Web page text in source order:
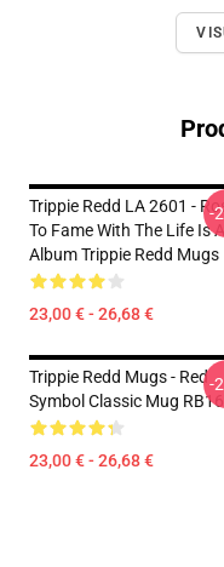
Trippie Redd LA 2601 -
To Fame With The Life Is
Album Trippie Redd Mugs
23,00 € - 26,68 €
-
Trippie Redd Mugs - Red
Symbol Classic Mug
23,00 € - 26,68 €
-